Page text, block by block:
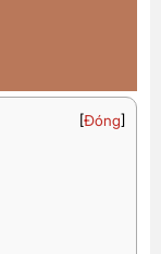
[Đóng]